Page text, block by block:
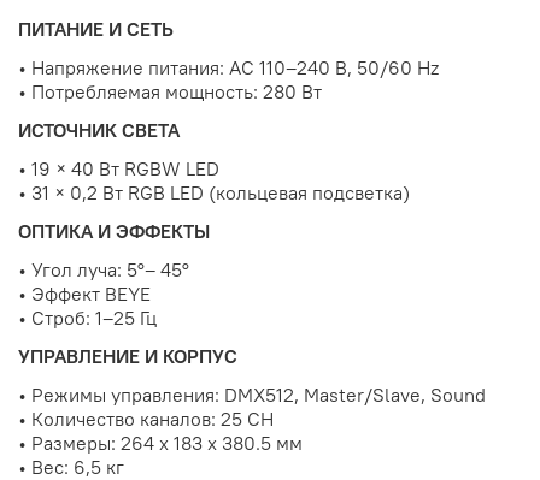
ПИТАНИЕ И СЕТЬ
• Напряжение питания: AC 110–240 В, 50/60 Hz
• Потребляемая мощность: 280 Вт
ИСТОЧНИК СВЕТА
• 19 × 40 Вт RGBW LED
• 31 × 0,2 Вт RGB LED (кольцевая подсветка)
ОПТИКА И ЭФФЕКТЫ
• Угол луча: 5°– 45°
• Эффект BEYE
• Строб: 1–25 Гц
УПРАВЛЕНИЕ И КОРПУС
• Режимы управления: DMX512, Master/Slave, Sound
• Количество каналов: 25 CH
• Размеры: 264 x 183 x 380.5 мм
• Вес: 6,5 кг